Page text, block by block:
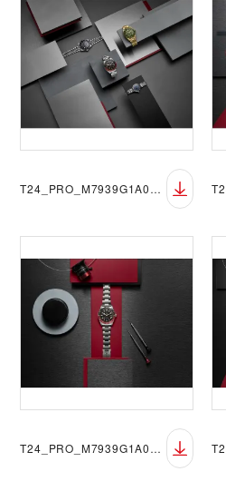
T24_PRO_M7939G1A0NRU-0001_077
T24_PRO_M7939G1A0NRU-0001_066